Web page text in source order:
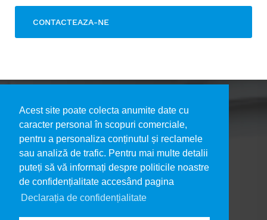
Acest site poate colecta anumite date cu
caracter personal în scopuri comerciale,
pentru a personaliza conținutul și reclamele
sau analiză de trafic. Pentru mai multe detalii
puteți să vă informați despre politicile noastre
de confidențialitate accesând pagina
Declarația de confidențialitate
CONTACTEAZA-NE
PORTOFOLIU LUCRĂRI
DECLARAȚIA DE CONFIDENȚIALITATE
CONTACT